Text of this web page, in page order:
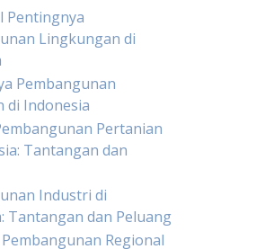
Pentingnya
Lingkungan di
Pembangunan
di Indonesia
Pertanian
Tantangan dan
Industri di
Tantangan dan Peluang
Regional